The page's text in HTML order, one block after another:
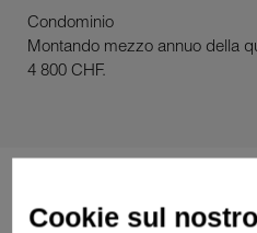
Condominio
Montando mezzo annuo della
4 800 CHF.
Cookie sul